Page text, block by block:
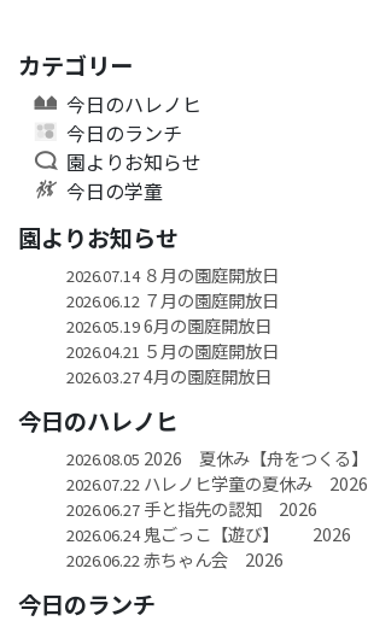
カテゴリー
今日のハレノヒ
今日のランチ
園よりお知らせ
今日の学童
園よりお知らせ
2026.07.14８月の園庭開放日
2026.06.12 ７月の園庭開放日
2026.05.196月の園庭開放日
2026.04.21 ５月の園庭開放日
2026.03.274月の園庭開放日
今日のハレノヒ
2026.08.05 2026 夏休み【舟をつくる】
2026.07.22 ハレノヒ学童の夏休み 2026
2026.06.27手と指先の認知 2026
2026.06.24鬼ごっこ【遊び】 2026
2026.06.22赤ちゃん会 2026
今日のランチ